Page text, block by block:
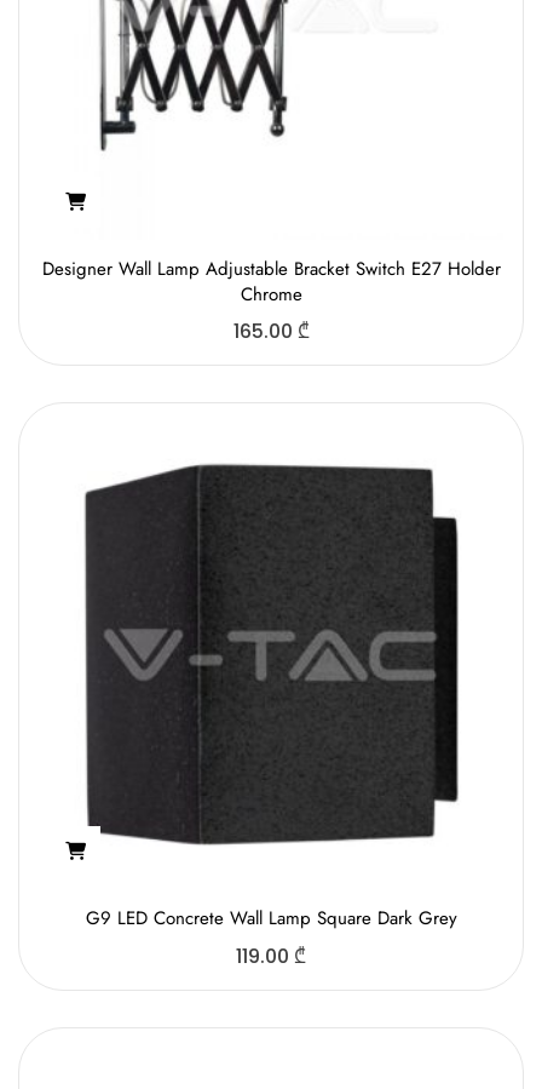
Designer Wall Lamp Adjustable Bracket Switch E27 Holder
Chrome
165.00 ₾
G9 LED Concrete Wall Lamp Square Dark Grey
119.00 ₾